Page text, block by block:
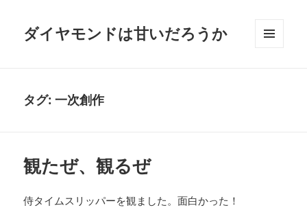
ダイヤモンドは甘いだろうか
タグ:一次創作
観たぜ、観るぜ
侍タイムスリッパーを観ました。面白かった！